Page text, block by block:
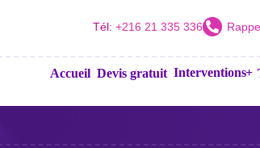
Tél: +216 21 335 336
Accueil Devis gratuit Interventions